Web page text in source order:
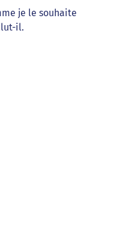
je le souhaite
il.